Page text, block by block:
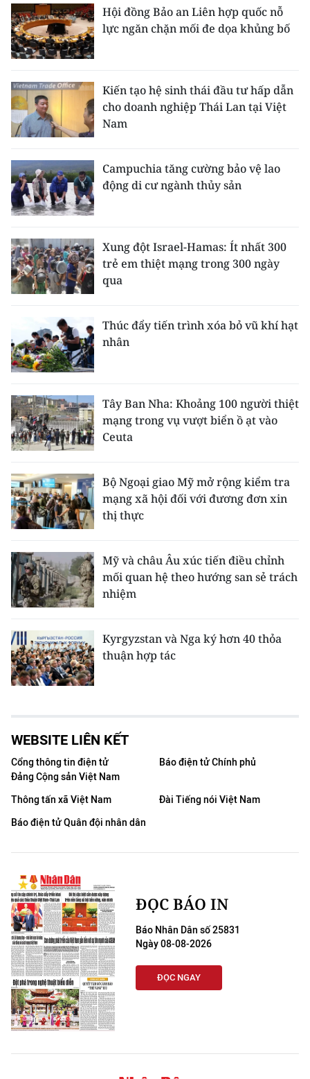
Hội đồng Bảo an Liên hợp quốc nỗ
lực ngăn chặn mối đe dọa khủng bố
Kiến tạo hệ sinh thái đầu tư hấp dẫn
cho doanh nghiệp Thái Lan tại Việt
Nam
Campuchia tăng cường bảo vệ lao
động di cư ngành thủy sản
Xung đột Israel-Hamas: Ít nhất 300
trẻ em thiệt mạng trong 300 ngày
qua
Thúc đẩy tiến trình xóa bỏ vũ khí hạt
nhân
Tây Ban Nha: Khoảng 100 người thiệt
mạng trong vụ vượt biển ồ ạt vào
Ceuta
Bộ Ngoại giao Mỹ mở rộng kiểm tra
mạng xã hội đối với đương đơn xin
thị thực
Mỹ và châu Âu xúc tiến điều chỉnh
mối quan hệ theo hướng san sẻ trách
nhiệm
Kyrgyzstan và Nga ký hơn 40 thỏa
thuận hợp tác
WEBSITE LIÊN KẾT
Cổng thông tin điện tử
Đảng Cộng sản Việt Nam
Báo điện tử Chính phủ
Thông tấn xã Việt Nam
Đài Tiếng nói Việt Nam
Báo điện tử Quân đội nhân dân
ĐỌC BÁO IN
Báo Nhân Dân số 25831
Ngày 08-08-2026
ĐỌC NGAY